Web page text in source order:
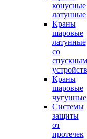
конусные
латунные
Краны
шаровые
латунные
со
спускным
Краны
шаровые
чугунные
Системы
защиты
от
протечек